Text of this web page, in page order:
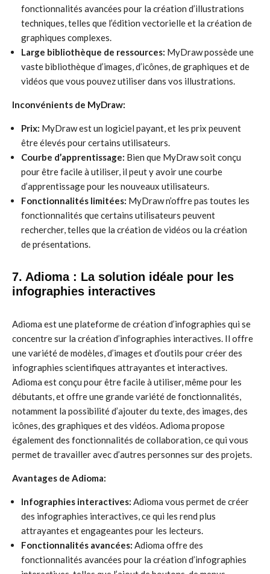
fonctionnalités avancées pour la création d’illustrations
techniques, telles que l’édition vectorielle et la création de
graphiques complexes.
Large bibliothèque de ressources: MyDraw possède une
vaste bibliothèque d’images, d’icônes, de graphiques et de
vidéos que vous pouvez utiliser dans vos illustrations.
Inconvénients de MyDraw:
Prix: MyDraw est un logiciel payant, et les prix peuvent
être élevés pour certains utilisateurs.
Courbe d’apprentissage: Bien que MyDraw soit conçu
pour être facile à utiliser, il peut y avoir une courbe
d’apprentissage pour les nouveaux utilisateurs.
Fonctionnalités limitées: MyDraw n’offre pas toutes les
fonctionnalités que certains utilisateurs peuvent
rechercher, telles que la création de vidéos ou la création
de présentations.
7. Adioma : La solution idéale pour les
infographies interactives
Adioma est une plateforme de création d’infographies qui se
concentre sur la création d’infographies interactives. Il offre
une variété de modèles, d’images et d’outils pour créer des
infographies scientifiques attrayantes et interactives.
Adioma est conçu pour être facile à utiliser, même pour les
débutants, et offre une grande variété de fonctionnalités,
notamment la possibilité d’ajouter du texte, des images, des
icônes, des graphiques et des vidéos. Adioma propose
également des fonctionnalités de collaboration, ce qui vous
permet de travailler avec d’autres personnes sur des projets.
Avantages de Adioma:
Infographies interactives: Adioma vous permet de créer
des infographies interactives, ce qui les rend plus
attrayantes et engageantes pour les lecteurs.
Fonctionnalités avancées: Adioma offre des
fonctionnalités avancées pour la création d’infographies